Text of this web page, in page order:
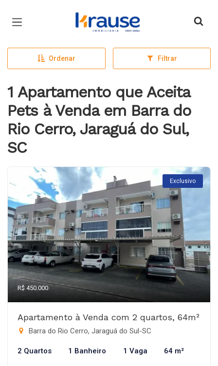
Página inicial
Ordenar Filtrar
1 Apartamento que Aceita
Pets à Venda em Barra do
Rio Cerro, Jaraguá do Sul,
SC
Exclusivo
R$ 450.000
Apartamento à Venda com 2 quartos, 64m²
Barra do Rio Cerro, Jaraguá do Sul-SC
2 Quartos 1 Banheiro 1 Vaga 64 m²